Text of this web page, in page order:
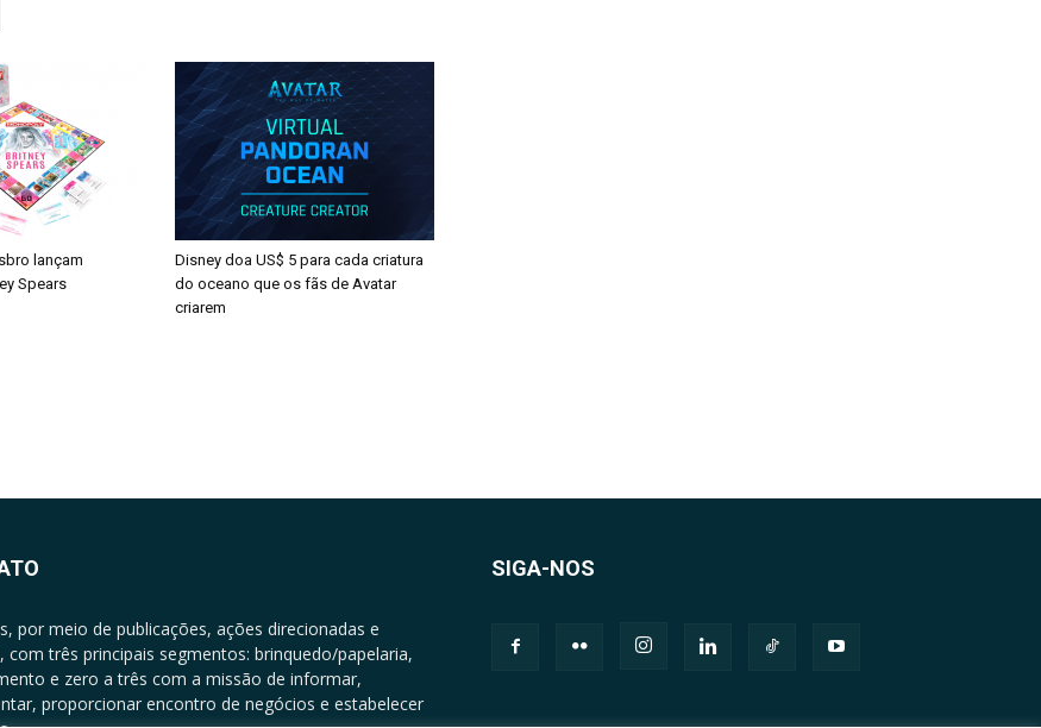
lançam
Spears
Disney doa US$ 5 para cada criatura
do oceano que os fãs de Avatar
criarem
por meio de publicações, ações direcionadas e
com três principais segmentos: brinquedo/papelaria,
e zero a três com a missão de informar,
proporcionar encontro de negócios e estabelecer
SIGA-NOS